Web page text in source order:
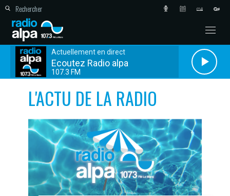
Actuellement en direct
Ecoutez Radio alpa
107.3 FM
L'ACTU DE LA RADIO